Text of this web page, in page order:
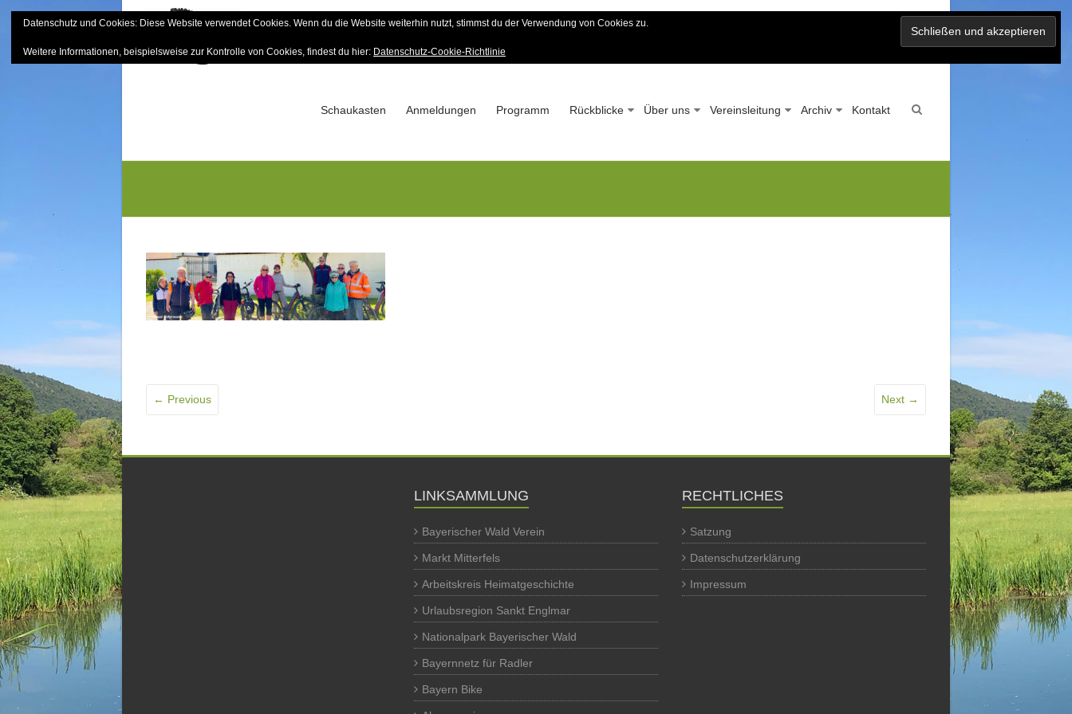
to
Bayerischer Wald-Verein
Sektion Mitterfels e.V. – Seit 1963
Schaukasten Anmeldungen Programm Rückblicke Über uns Vereinsleitung Archiv Kontakt
← Previous Next →
LINKSAMMLUNG
Bayerischer Wald Verein
Markt Mitterfels
Arbeitskreis Heimatgeschichte
Urlaubsregion Sankt Englmar
Nationalpark Bayerischer Wald
Bayernnetz für Radler
Bayern Bike
RECHTLICHES
Satzung
Datenschutzerklärung
Impressum
Datenschutz und Cookies: Diese Website verwendet Cookies. Wenn du die Website weiterhin nutzt, stimmst du der Verwendung von Cookies zu.
Weitere Informationen, beispielsweise zur Kontrolle von Cookies, findest du hier: Datenschutz-Cookie-Richtlinie